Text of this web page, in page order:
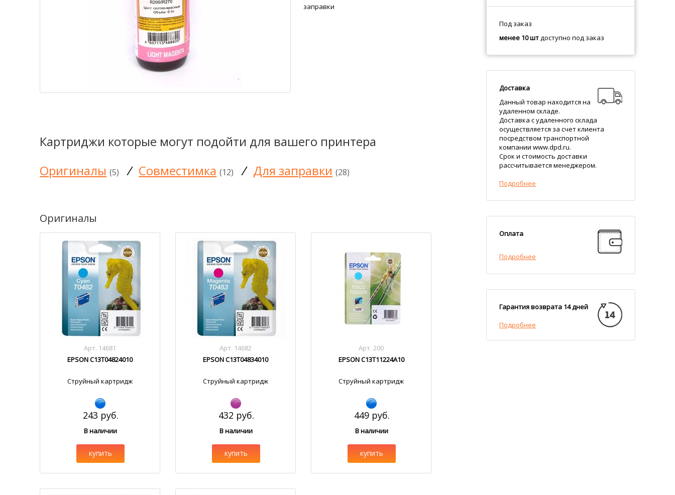
заправки
Картриджи которые могут подойти для вашего принтера
Оригиналы (5) / Совместимка (12) / Для заправки (28)
Оригиналы
Арт. 14681
EPSON C13T04824010
Струйный картридж
243 руб.
В наличии
купить
Арт. 14682
EPSON C13T04834010
Струйный картридж
432 руб.
В наличии
купить
Арт. 200
EPSON C13T11224A10
Струйный картридж
449 руб.
В наличии
купить
Под заказ
менее 10 штдоступно под заказ
Доставка
Данный товар находится на
удаленном складе.
Доставка с удаленного склада
осуществляется за счет клиента
посредством транспортной
компании www.dpd.ru.
Срок и стоимость доставки
рассчитывается менеджером.
Подробнее
Оплата
Подробнее
Гарантия возврата 14 дней
Подробнее